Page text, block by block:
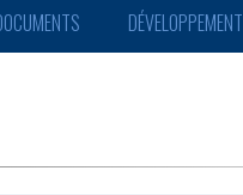
DÉVELOPPEMENT